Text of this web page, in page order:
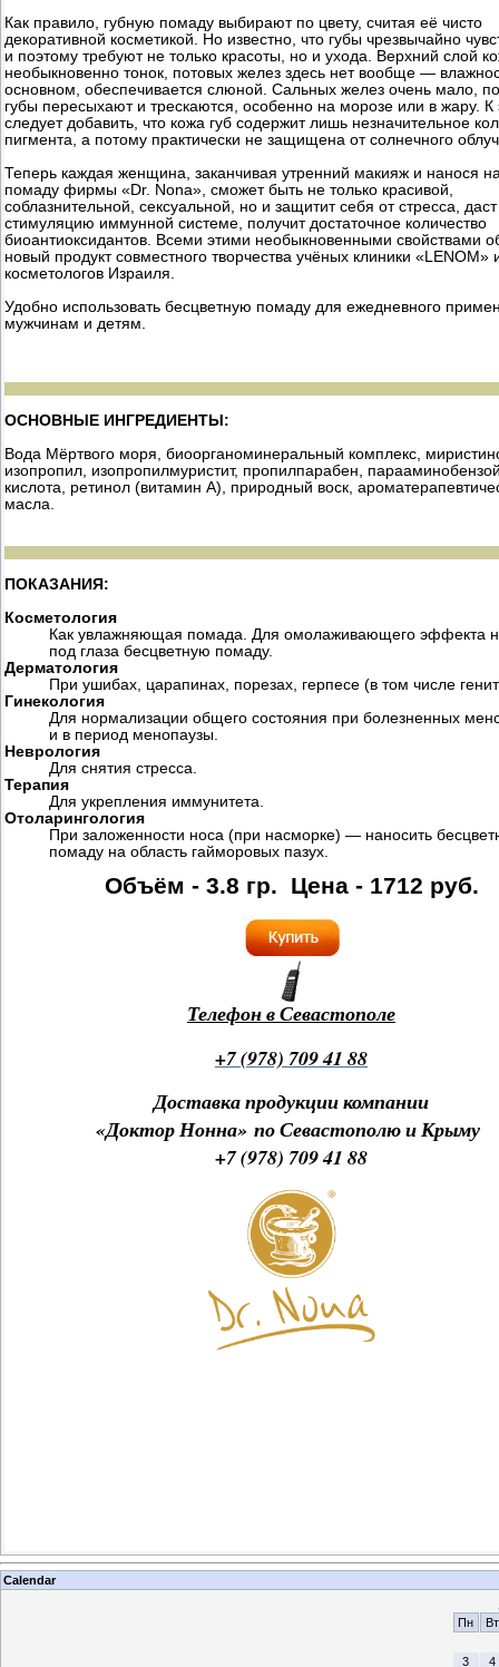
Как правило, губную помаду выбирают по цвету, считая её чисто
декоративной косметикой. Но известно, что губы чрезвычайно
и поэтому требуют не только красоты, но и ухода. Верхний слой
необыкновенно тонок, потовых желез здесь нет вообще —
основном, обеспечивается слюной. Сальных желез очень мало,
губы пересыхают и трескаются, особенно на морозе или в жару. К
следует добавить, что кожа губ содержит лишь незначительное
пигмента, а потому практически не защищена от солнечного
Теперь каждая женщина, заканчивая утренний макияж и нанося
помаду фирмы «Dr. Nona», сможет быть не только красивой,
соблазнительной, сексуальной, но и защитит себя от стресса, даст
стимуляцию иммунной системе, получит достаточное количество
биоантиоксидантов. Всеми этими необыкновенными свойствами
новый продукт совместного творчества учёных клиники «LENOM»
косметологов Израиля.
Удобно использовать бесцветную помаду для ежедневного
мужчинам и детям.
ОСНОВНЫЕ ИНГРЕДИЕНТЫ:
Вода Мёртвого моря, биоорганоминеральный комплекс,
изопропил, изопропилмуристит, пропилпарабен,
кислота, ретинол (витамин А), природный воск,
масла.
ПОКАЗАНИЯ:
Косметология
Как увлажняющая помада. Для омолаживающего эффекта
под глаза бесцветную помаду.
Дерматология
При ушибах, царапинах, порезах, герпесе (в том числе
Гинекология
Для нормализации общего состояния при болезненных
и в период менопаузы.
Неврология
Для снятия стресса.
Терапия
Для укрепления иммунитета.
Отоларингология
При заложенности носа (при насморке) — наносить
помаду на область гайморовых пазух.
Объём - 3.8 гр. Цена - 1712 руб.
Телефон в Севастополе
+7 (978) 709 41 88
Доставка продукции компании
«Доктор Нонна» по Севастополю и Крыму
+7 (978) 709 41 88
Calendar
Пн
Вт
3 4